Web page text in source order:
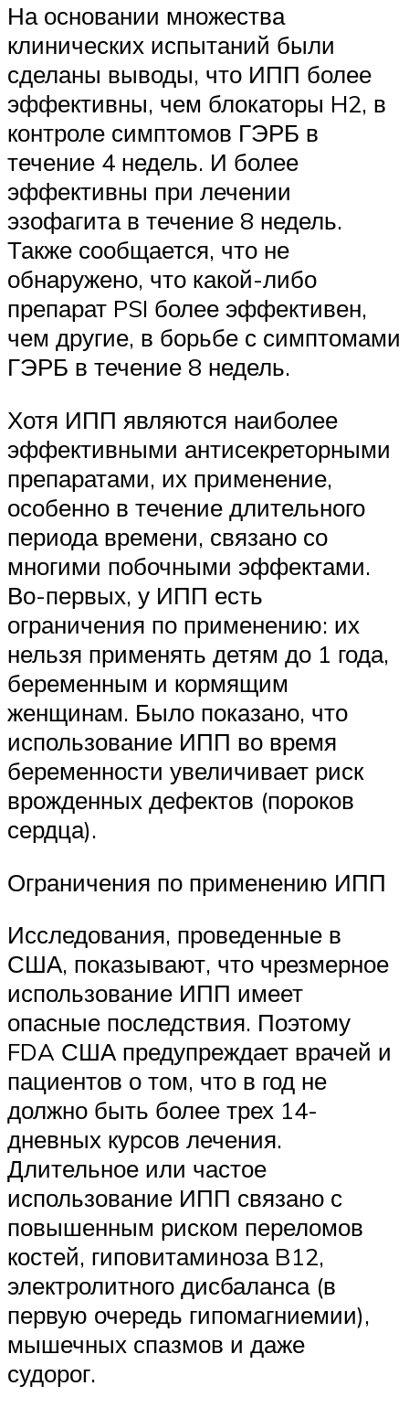
На основании множества
клинических испытаний были
сделаны выводы, что ИПП более
эффективны, чем блокаторы H2, в
контроле симптомов ГЭРБ в
течение 4 недель. И более
эффективны при лечении
эзофагита в течение 8 недель.
Также сообщается, что не
обнаружено, что какой-либо
препарат PSI более эффективен,
чем другие, в борьбе с симптомами
ГЭРБ в течение 8 недель.
Хотя ИПП являются наиболее
эффективными антисекреторными
препаратами, их применение,
особенно в течение длительного
периода времени, связано со
многими побочными эффектами.
Во-первых, у ИПП есть
ограничения по применению: их
нельзя применять детям до 1 года,
беременным и кормящим
женщинам. Было показано, что
использование ИПП во время
беременности увеличивает риск
врожденных дефектов (пороков
сердца).
Ограничения по применению ИПП
Исследования, проведенные в
США, показывают, что чрезмерное
использование ИПП имеет
опасные последствия. Поэтому
FDA США предупреждает врачей и
пациентов о том, что в год не
должно быть более трех 14-
дневных курсов лечения.
Длительное или частое
использование ИПП связано с
повышенным риском переломов
костей, гиповитаминоза B12,
электролитного дисбаланса (в
первую очередь гипомагниемии),
мышечных спазмов и даже
судорог.